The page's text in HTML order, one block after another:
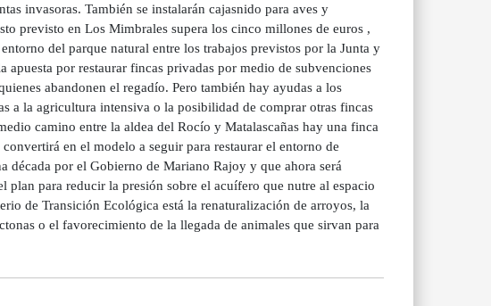
invasoras. También se instalarán cajasnido para aves y
previsto en Los Mimbrales supera los cinco millones de euros ,
del parque natural entre los trabajos previstos por la Junta y
por restaurar fincas privadas por medio de subvenciones
abandonen el regadío. Pero también hay ayudas a los
a la agricultura intensiva o la posibilidad de comprar otras fincas
camino entre la aldea del Rocío y Matalascañas hay una finca
en el modelo a seguir para restaurar el entorno de
por el Gobierno de Mariano Rajoy y que ahora será
plan para reducir la presión sobre el acuífero que nutre al espacio
de Transición Ecológica está la renaturalización de arroyos, la
o el favorecimiento de la llegada de animales que sirvan para